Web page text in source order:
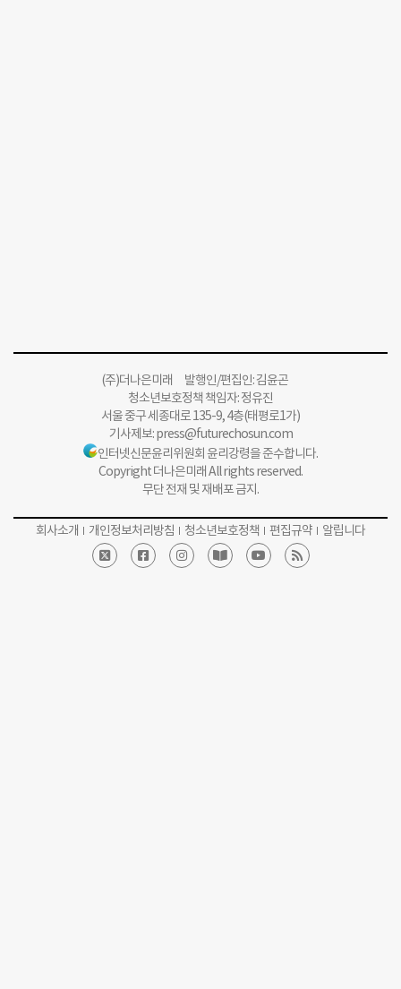
(주)더나은미래 발행인/편집인: 김윤곤
청소년보호정책 책임자: 정유진
서울 중구 세종대로 135-9, 4층(태평로1가)
기사제보:press@futurechosun.com
인터넷신문윤리위원회 윤리강령을 준수합니다.
Copyright 더나은미래 All rights reserved.
무단 전재 및 재배포 금지.
회사소개 개인정보처리방침 청소년보호정책 편집규약 알립니다